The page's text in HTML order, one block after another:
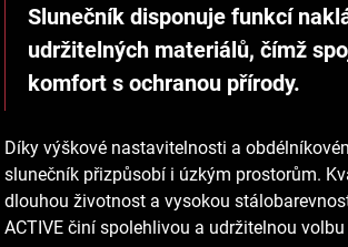
Slunečník disponuje funkcí
udržitelných materiálů, čímž
komfort s ochranou přírody.
Díky výškové nastavitelnosti a
slunečník přizpůsobí i úzkým prostorům.
dlouhou životnost a vysokou
ACTIVE činí spolehlivou a udržitelnou